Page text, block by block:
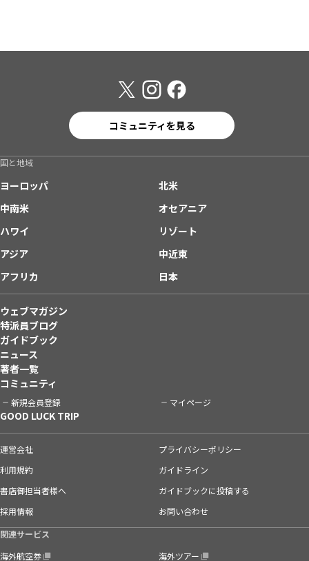
コミュニティを見る
国と地域
ヨーロッパ
北米
中南米
オセアニア
ハワイ
リゾート
アジア
中近東
アフリカ
日本
ウェブマガジン
特派員ブログ
ガイドブック
ニュース
著者一覧
コミュニティ
新規会員登録 マイページ
GOOD LUCK TRIP
運営会社
プライバシーポリシー
利用規約
ガイドライン
書店御担当者様へ
ガイドブックに投稿する
採用情報
お問い合わせ
関連サービス
海外航空券
海外ツアー